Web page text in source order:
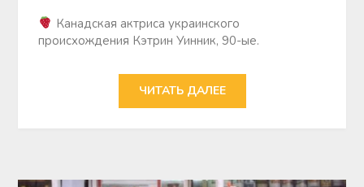
Канадская актриса украинского
происхождения Кэтрин Уинник, 90-ые.
ЧИТАТЬ ДАЛЕЕ